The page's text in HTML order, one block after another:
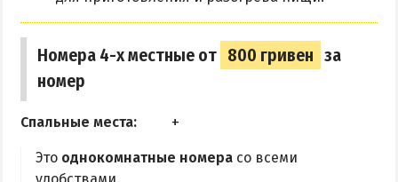
Номера 4-х местные от 800 гривен за
номер
Спальные места:
Это однокомнатные номера со всеми